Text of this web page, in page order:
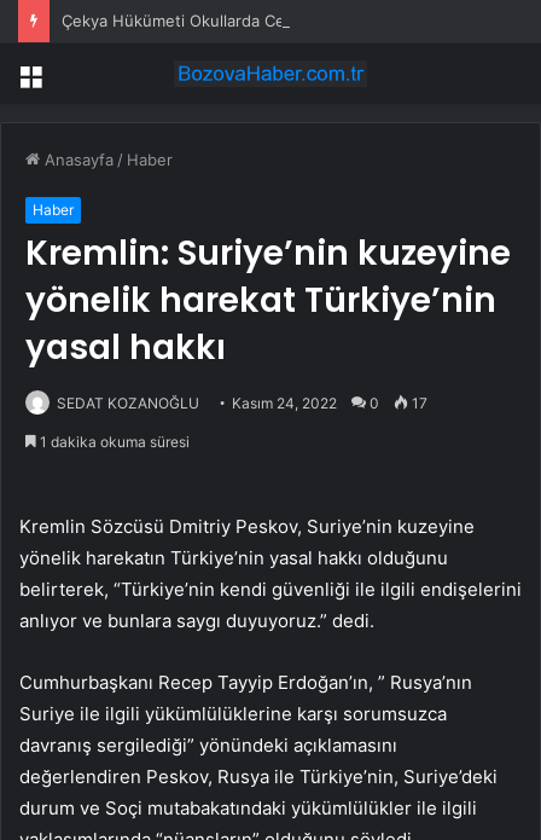
Menü
Anasayfa / Haber
Haber
Kremlin: Suriye’nin kuzeyine
yönelik harekat Türkiye’nin
yasal hakkı
SEDAT KOZANOĞLU Kasım 24, 2022 0 17
1 dakika okuma süresi
Kremlin Sözcüsü Dmitriy Peskov, Suriye’nin kuzeyine
yönelik harekatın Türkiye’nin yasal hakkı olduğunu
belirterek, “Türkiye’nin kendi güvenliği ile ilgili endişelerini
anlıyor ve bunlara saygı duyuyoruz.” dedi.
Cumhurbaşkanı Recep Tayyip Erdoğan’ın, ” Rusya’nın
Suriye ile ilgili yükümlülüklerine karşı sorumsuzca
davranış sergilediği” yönündeki açıklamasını
değerlendiren Peskov, Rusya ile Türkiye’nin, Suriye’deki
durum ve Soçi mutabakatındaki yükümlülükler ile ilgili